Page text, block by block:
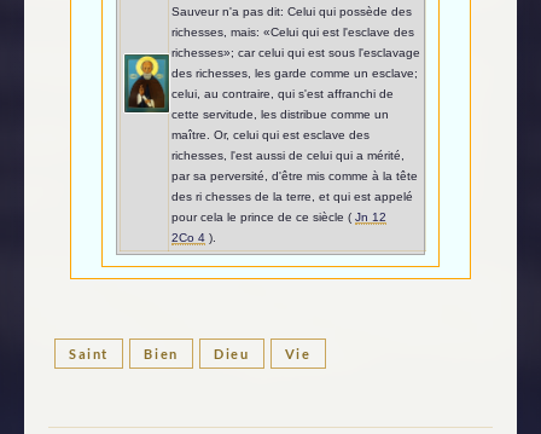
Sauveur n'a pas dit: Celui qui possède des
richesses, mais: «Celui qui est l'esclave des
richesses»; car celui qui est sous l'esclavage
des richesses, les garde comme un esclave;
celui, au contraire, qui s'est affranchi de
cette servitude, les distribue comme un
maître. Or, celui qui est esclave des
richesses, l'est aussi de celui qui a mérité,
par sa perversité, d'être mis comme à la tête
des ri chesses de la terre, et qui est appelé
pour cela le prince de ce siècle ( Jn 12
2Co 4 ).
Saint Bien Dieu Vie